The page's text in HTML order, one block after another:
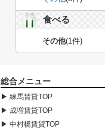
食べる
その他(1件)
総合メニュー
▶ 練馬賃貸TOP
▶ 成増賃貸TOP
▶ 中村橋賃貸TOP